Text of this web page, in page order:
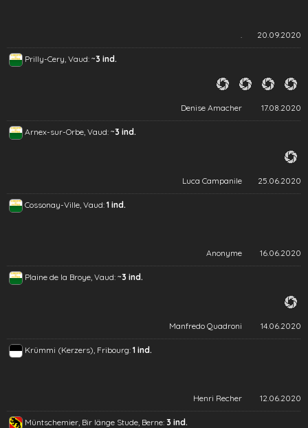
. 20.09.2020
Prilly-Cery, Vaud: ~3 ind.
Denise Amacher 17.08.2020
Arnex-sur-Orbe, Vaud: ~3 ind.
Luca Campanile 25.06.2020
Cossonay-Ville, Vaud: 1 ind.
Anonyme 16.06.2020
Plaine de la Broye, Vaud: ~3 ind.
Manfredo Quadroni 14.06.2020
Krümmi (Kerzers), Fribourg: 1 ind.
Henri Recher 12.06.2020
Müntschemier, Bir länge Stude, Berne: 3 ind.